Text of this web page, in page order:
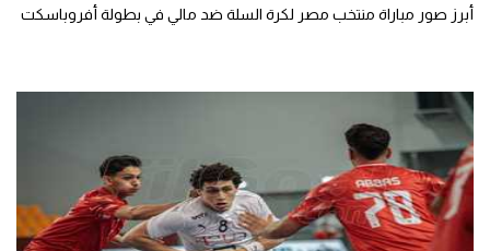
أبرز صور مباراة منتخب مصر لكرة السلة ضد مالي في بطولة أفروباسكت